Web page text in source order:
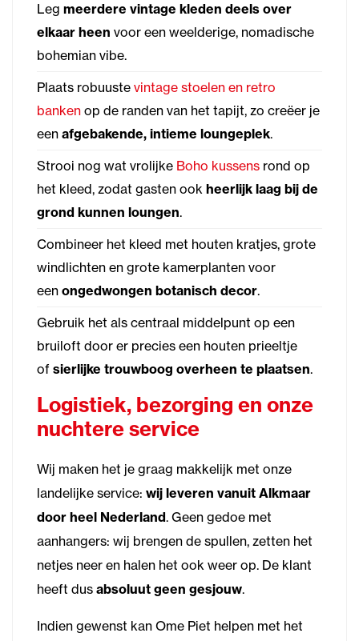
Leg meerdere vintage kleden deels over
elkaar heen voor een weelderige, nomadische
bohemian vibe.
Plaats robuuste vintage stoelen en retro
banken op de randen van het tapijt, zo creëer je
een afgebakende, intieme loungeplek.
Strooi nog wat vrolijke Boho kussens rond op
het kleed, zodat gasten ook heerlijk laag bij de
grond kunnen loungen.
Combineer het kleed met houten kratjes, grote
windlichten en grote kamerplanten voor
een ongedwongen botanisch decor.
Gebruik het als centraal middelpunt op een
bruiloft door er precies een houten prieeltje
of sierlijke trouwboog overheen te plaatsen.
Logistiek, bezorging en onze
nuchtere service
Wij maken het je graag makkelijk met onze
landelijke service: wij leveren vanuit Alkmaar
door heel Nederland. Geen gedoe met
aanhangers: wij brengen de spullen, zetten het
netjes neer en halen het ook weer op. De klant
heeft dus absoluut geen gesjouw.
Indien gewenst kan Ome Piet helpen met het